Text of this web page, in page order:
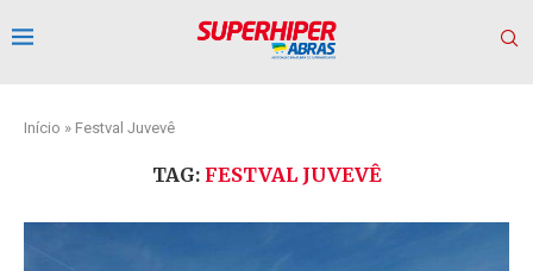
Início » Festval Juvevê
TAG: FESTVAL JUVEVÊ